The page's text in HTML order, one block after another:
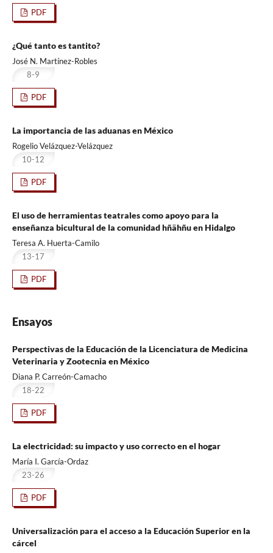
PDF
¿Qué tanto es tantito?
José N. Martínez-Robles
8-9
PDF
La importancia de las aduanas en México
Rogelio Velázquez-Velázquez
10-12
PDF
El uso de herramientas teatrales como apoyo para la
enseñanza bicultural de la comunidad hñähñu en Hidalgo
Teresa A. Huerta-Camilo
13-17
PDF
Ensayos
Perspectivas de la Educación de la Licenciatura de Medicina
Veterinaria y Zootecnia en México
Diana P. Carreón-Camacho
18-22
PDF
La electricidad: su impacto y uso correcto en el hogar
María I. García-Ordaz
23-26
PDF
Universalización para el acceso a la Educación Superior en la
cárcel